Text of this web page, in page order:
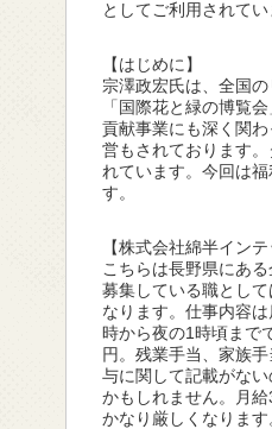
としてご利用されて
【はじめに】
宗澤政宏氏は、全国
「国際花と緑の博覧
貢献事業にも深く関
営もされております
れています。今回は
す。
【株式会社綿半インテ
こちらは長野県にあ
募集している職とし
なります。仕事内容
時から夜の1時頃まで
円。残業手当、家族
与に関して記載がな
かもしれません。月
かなり厳しくなりま